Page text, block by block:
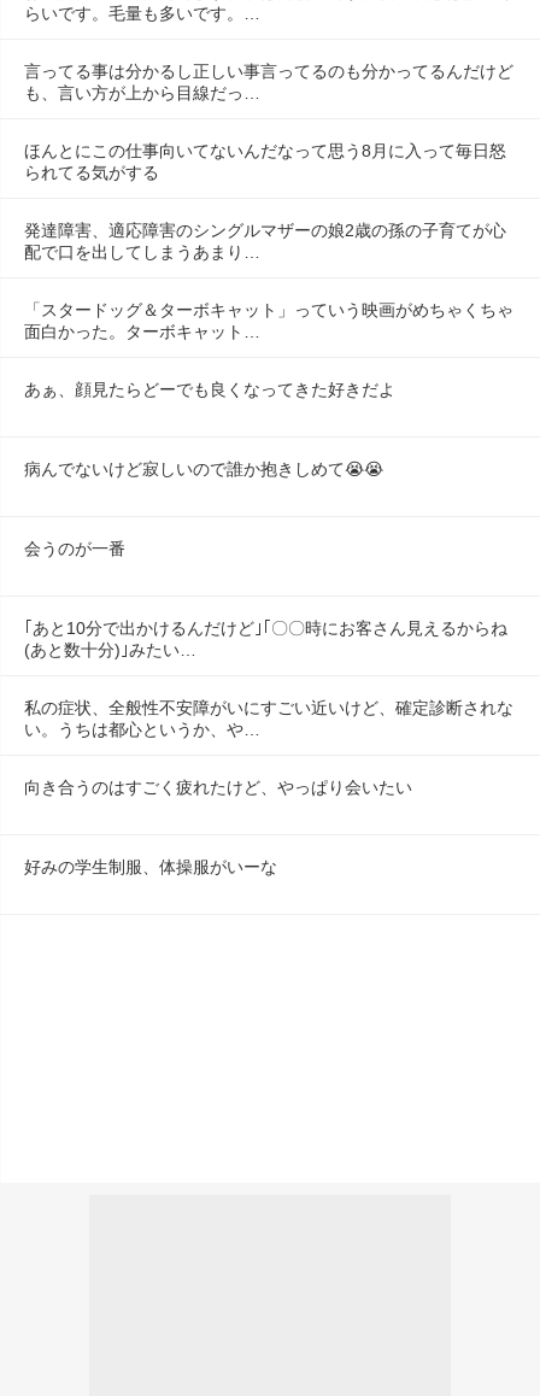
らいです。毛量も多いです。…
言ってる事は分かるし正しい事言ってるのも分かってるんだけど
も、言い方が上から目線だっ…
ほんとにこの仕事向いてないんだなって思う8月に入って毎日怒
られてる気がする
発達障害、適応障害のシングルマザーの娘2歳の孫の子育てが心
配で口を出してしまうあまり…
「スタードッグ＆ターボキャット」っていう映画がめちゃくちゃ
面白かった。ターボキャット…
あぁ、顔見たらどーでも良くなってきた好きだよ
病んでないけど寂しいので誰か抱きしめて😭😭
会うのが一番
｢あと10分で出かけるんだけど｣｢〇〇時にお客さん見えるからね
(あと数十分)｣みたい…
私の症状、全般性不安障がいにすごい近いけど、確定診断されな
い。うちは都心というか、や…
向き合うのはすごく疲れたけど、やっぱり会いたい
好みの学生制服、体操服がいーな